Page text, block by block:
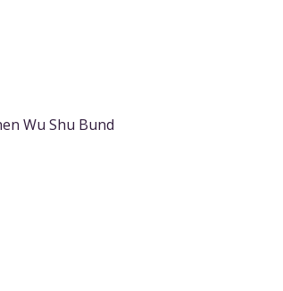
Wu Shu Bund